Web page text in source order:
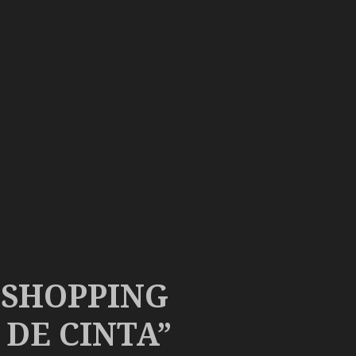
CINTA”